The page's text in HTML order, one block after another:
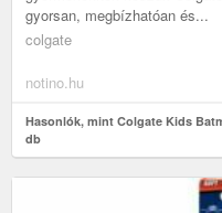
gyorsan, megbízhatóan és...
colgate
notino.hu
Hasonlók, mint Colgate Kids
db